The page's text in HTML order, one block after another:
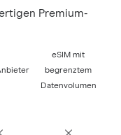
Premium-
eSIM mit
begrenztem
Datenvolumen